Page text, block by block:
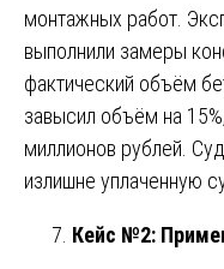
монтажных работ.
выполнили замеры
фактический объём
завысил объём на
миллионов рублей.
излишне уплаченную
Кейс №2: